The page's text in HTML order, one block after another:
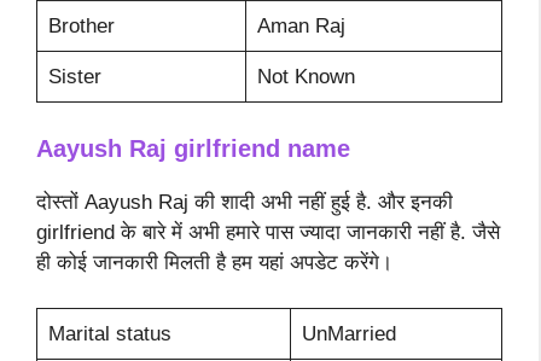
Brother Aman Raj
Sister Not Known
Aayush Raj girlfriend name
दोस्तों Aayush Raj की शादी अभी नहीं हुई है. और इनकी
girlfriend के बारे में अभी हमारे पास ज्यादा जानकारी नहीं है. जैसे
ही कोई जानकारी मिलती है हम यहां अपडेट करेंगे।
Marital status UnMarried